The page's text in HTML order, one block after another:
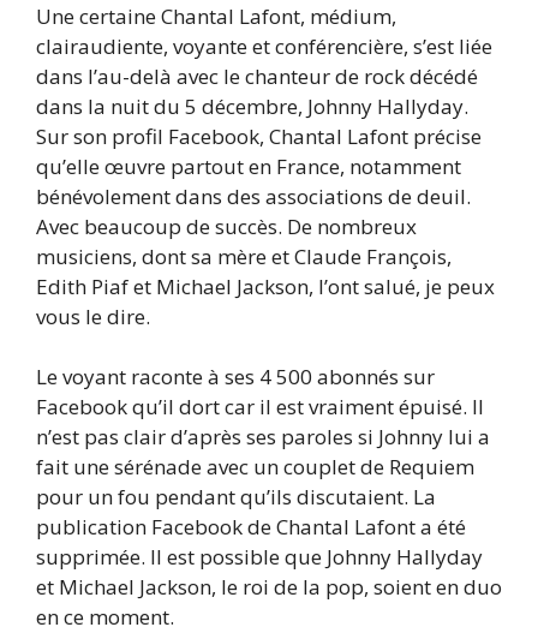
Une certaine Chantal Lafont, médium,
clairaudiente, voyante et conférencière, s’est liée
dans l’au-delà avec le chanteur de rock décédé
dans la nuit du 5 décembre, Johnny Hallyday.
Sur son profil Facebook, Chantal Lafont précise
qu’elle œuvre partout en France, notamment
bénévolement dans des associations de deuil.
Avec beaucoup de succès. De nombreux
musiciens, dont sa mère et Claude François,
Edith Piaf et Michael Jackson, l’ont salué, je peux
vous le dire.
Le voyant raconte à ses 4 500 abonnés sur
Facebook qu’il dort car il est vraiment épuisé. Il
n’est pas clair d’après ses paroles si Johnny lui a
fait une sérénade avec un couplet de Requiem
pour un fou pendant qu’ils discutaient. La
publication Facebook de Chantal Lafont a été
supprimée. Il est possible que Johnny Hallyday
et Michael Jackson, le roi de la pop, soient en duo
en ce moment.